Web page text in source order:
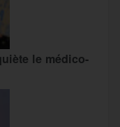
le médico-